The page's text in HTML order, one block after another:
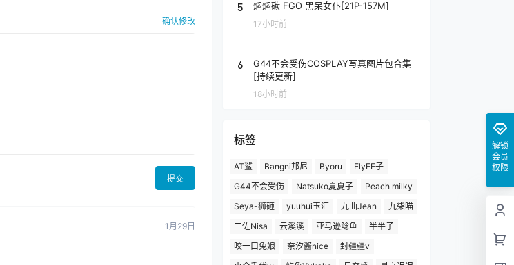
确认修改
提交
1月29日
5 焖焖碳 FGO 黑呆女仆[21P-157M]
17小时前
6
G44不会受伤COSPLAY写真图片包合集
[持续更新]
18小时前
标签
AT鲨 Bangni邦尼 Byoru
ElyEE子
G44不会受伤
Natsuko夏夏子
Peach milky
Seya-狮砸
yuuhui玉汇 九曲Jean
九柒喵
二佐Nisa
云溪溪 亚马逊鲶鱼
半半子
咬一口兔娘
奈汐酱nice
封疆疆v
解锁
会员
权限